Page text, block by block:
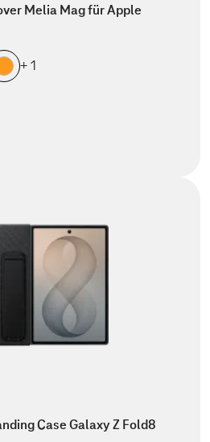
Melia Mag für Apple
+ 1
Case Galaxy Z Fold8